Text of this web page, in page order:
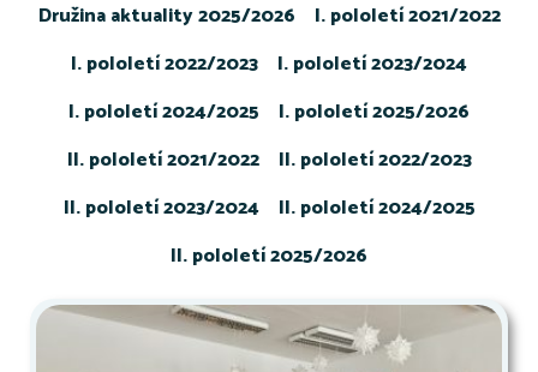
Družina aktuality 2025/2026
I. pololetí 2021/2022
I. pololetí 2022/2023
I. pololetí 2023/2024
I. pololetí 2024/2025
I. pololetí 2025/2026
II. pololetí 2021/2022
II. pololetí 2022/2023
II. pololetí 2023/2024
II. pololetí 2024/2025
II. pololetí 2025/2026